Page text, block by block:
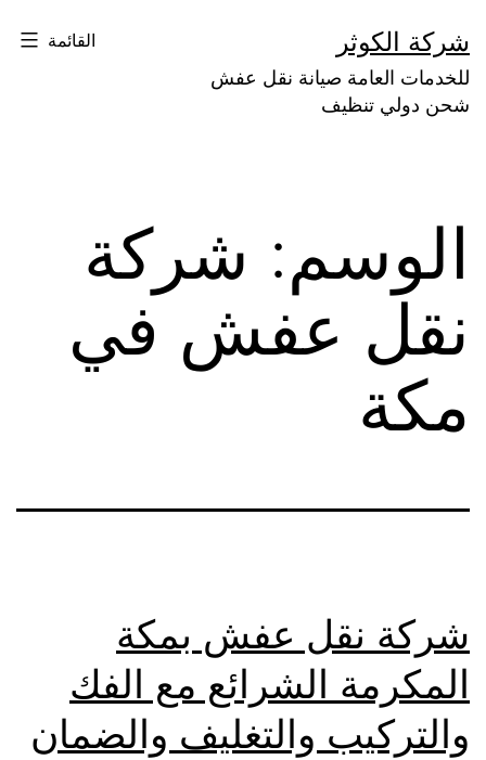
إلى
المحتوى
شركة الكوثر
للخدمات العامة صيانة نقل عفش
شحن دولي تنظيف
القائمة
الوسم: شركة
نقل عفش في
مكة
شركة نقل عفش بمكة
المكرمة الشرائع مع الفك
والتركيب والتغليف والضمان